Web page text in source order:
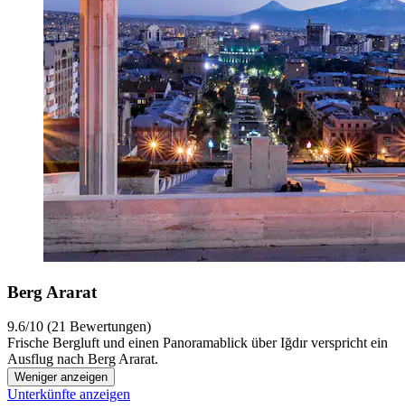
Berg Ararat
9.6/10 (21 Bewertungen)
Frische Bergluft und einen Panoramablick über Iğdır verspricht ein
Ausflug nach Berg Ararat.
Weniger anzeigen
Unterkünfte anzeigen